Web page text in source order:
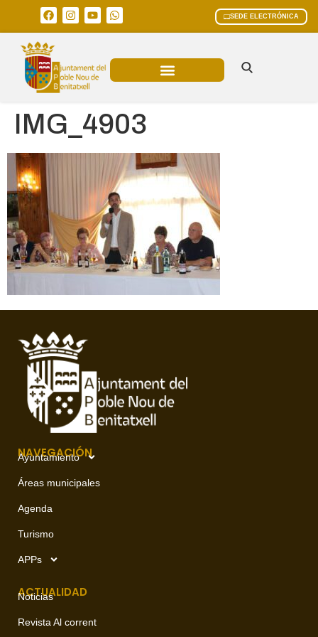
SEDE ELECTRÓNICA
IMG_4903
NAVEGACIÓN
Ayuntamiento
Áreas municipales
Agenda
Turismo
APPs
ACTUALIDAD
Noticias
Revista Al corrent